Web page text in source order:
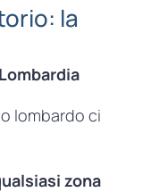
la
lombardo ci
zona